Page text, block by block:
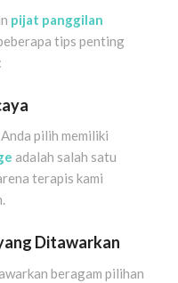
pijat panggilan
tips penting
pilih memiliki
adalah salah satu
terapis kami
Ditawarkan
beragam pilihan